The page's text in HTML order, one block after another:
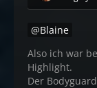
Blaine
Also ich war
Highlight.
Der